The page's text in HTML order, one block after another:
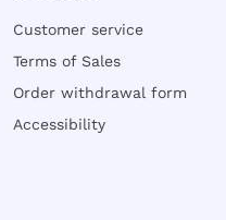
Customer service
Terms of Sales
Order withdrawal form
Accessibility